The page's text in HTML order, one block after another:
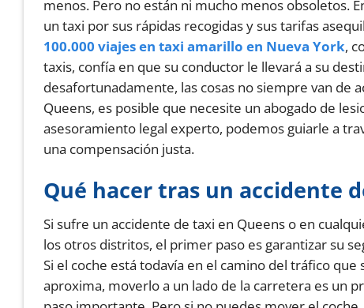
menos. Pero no están ni mucho menos obsoletos.
un taxi por sus rápidas recogidas y sus tarifas
100.000 viajes en taxi amarillo en Nueva York,
taxis, confía en que su conductor le llevará a su
desafortunadamente, las cosas no siempre van de
Queens, es posible que necesite un abogado de
asesoramiento legal experto, podemos guiarle a
una compensación justa.
Qué hacer tras un accidente
Si sufre un accidente de taxi en Queens o en
los otros distritos, el primer paso es garantizar su
Si el coche está todavía en el camino del tráfico que
aproxima, moverlo a un lado de la carretera es un